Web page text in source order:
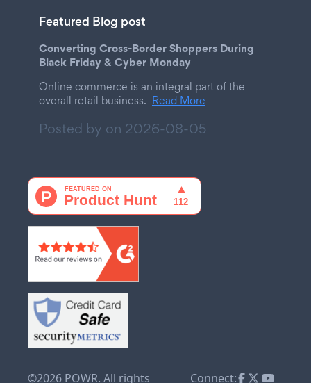
Featured Blog post
Converting Cross-Border Shoppers During
Black Friday & Cyber Monday
Online commerce is an integral part of the
overall retail business. Read More
Posted by on 2026-08-05
©2026 POWR. All rights Connect: